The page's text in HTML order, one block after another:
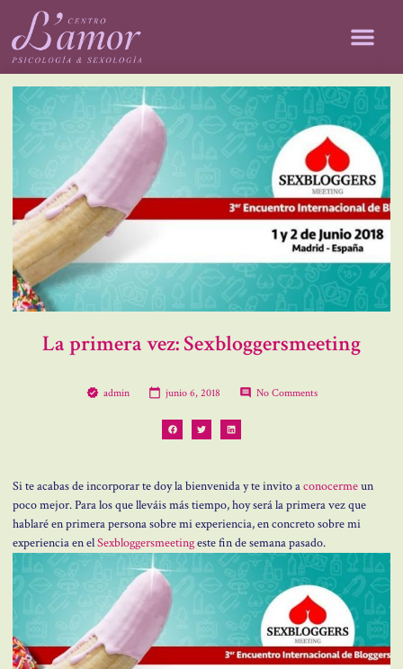
La primera vez: Sexbloggersmeeting
admin junio 6, 2018 No Comments
Si te acabas de incorporar te doy la bienvenida y te invito aconocermeun
poco mejor. Para los que lleváis más tiempo, hoy será la primera vez que
hablaré en primera persona sobre mi experiencia, en concreto sobre mi
experiencia en elSexbloggersmeetingeste fin de semana pasado.